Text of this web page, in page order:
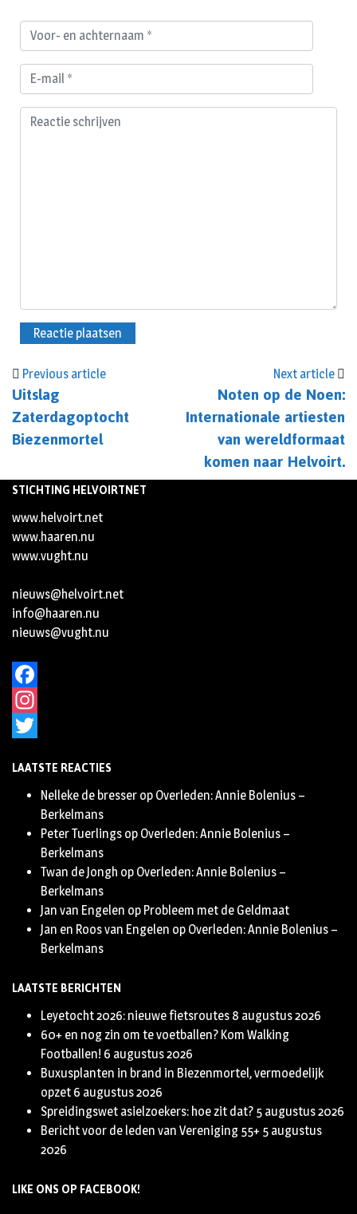
Previous article
Uitslag
Zaterdagoptocht
Biezenmortel
Next article
Noten op de Noen:
Internationale artiesten
van wereldformaat
komen naar Helvoirt.
STICHTING HELVOIRTNET
www.helvoirt.net
www.haaren.nu
www.vught.nu
nieuws@helvoirt.net
info@haaren.nu
nieuws@vught.nu
Facebook
Instagram
LAATSTE REACTIES
Nelleke de bresser op Overleden: Annie Bolenius –
Berkelmans
Peter Tuerlings op Overleden: Annie Bolenius –
Berkelmans
Twan de Jongh op Overleden: Annie Bolenius –
Berkelmans
Jan van Engelen op Probleem met de Geldmaat
Jan en Roos van Engelen op Overleden: Annie Bolenius –
Berkelmans
LAATSTE BERICHTEN
Leyetocht 2026: nieuwe fietsroutes 8 augustus 2026
60+ en nog zin om te voetballen? Kom Walking
Footballen! 6 augustus 2026
Buxusplanten in brand in Biezenmortel, vermoedelijk
opzet 6 augustus 2026
Spreidingswet asielzoekers: hoe zit dat? 5 augustus 2026
Bericht voor de leden van Vereniging 55+ 5 augustus
2026
LIKE ONS OP FACEBOOK!